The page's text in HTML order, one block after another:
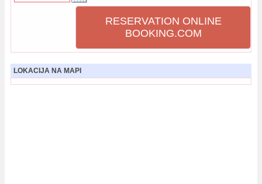
RESERVATION ONLINE
BOOKING.COM
LOKACIJA NA MAPI